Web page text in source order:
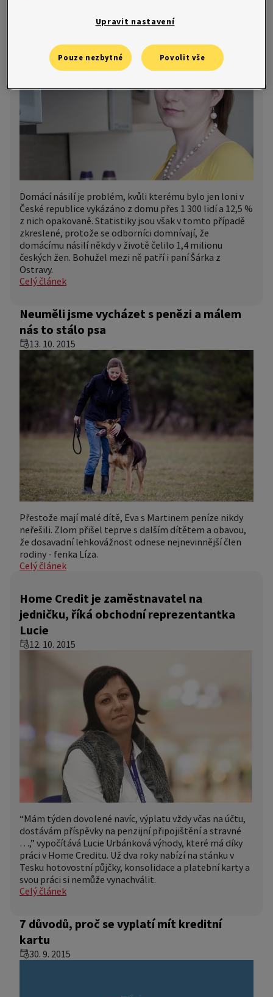
Domácí násilí je problém, kvůli kterému bylo jen loni v
České republice vykázáno z domu přes 1 300 lidí a 12,5 %
z nich opakovaně. Statistiky jsou však v tomto případě
zkreslené, protože se odborníci domnívají, že
domácímu násilí někdy v životě čelilo 1,4 milionu
českých žen. Bohužel mezi ně patří i paní Šárka z
Ostravy.
Celý článek
Neuměli jsme vycházet s penězi a málem
nás to stálo psa
13. 10. 2015
Přestože mají malé dítě, Eva s Martinem peníze nikdy
neřešili. Zlom přišel teprve s dalším dítětem a obavou,
že dosavadní lehkovážnost odnese nejnevinnější člen
rodiny - fenka Líza.
Celý článek
Home Credit je zaměstnavatel na
jedničku, říká obchodní reprezentantka
Lucie
12. 10. 2015
“Mám týden dovolené navíc, výplatu vždy včas na účtu,
dostávám příspěvky na penzijní připojištění a stravné
…,” vypočítává Lucie Urbánková výhody, které má díky
práci v Home Creditu. Už dva roky nabízí na stánku v
Tesku hotovostní půjčky, konsolidace a platební karty a
svou práci si nemůže vynachválit.
Celý článek
7 důvodů, proč se vyplatí mít kreditní
kartu
30. 9. 2015
Upravit nastavení
Pouze nezbytné Povolit vše